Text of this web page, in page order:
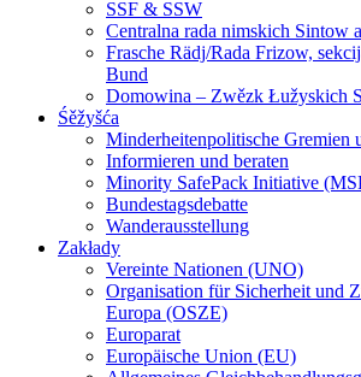
SSF & SSW
Centralna rada nimskich Sintow
Frasche Rädj/Rada Frizow,
Bund
Domowina – Zwězk Łužyskich
Śěžyšća
Minderheitenpolitische Gremien
Informieren und beraten
Minority SafePack Initiative
Bundestagsdebatte
Wanderausstellung
Zakłady
Vereinte Nationen (UNO)
Organisation für Sicherheit und
Europa (OSZE)
Europarat
Europäische Union (EU)